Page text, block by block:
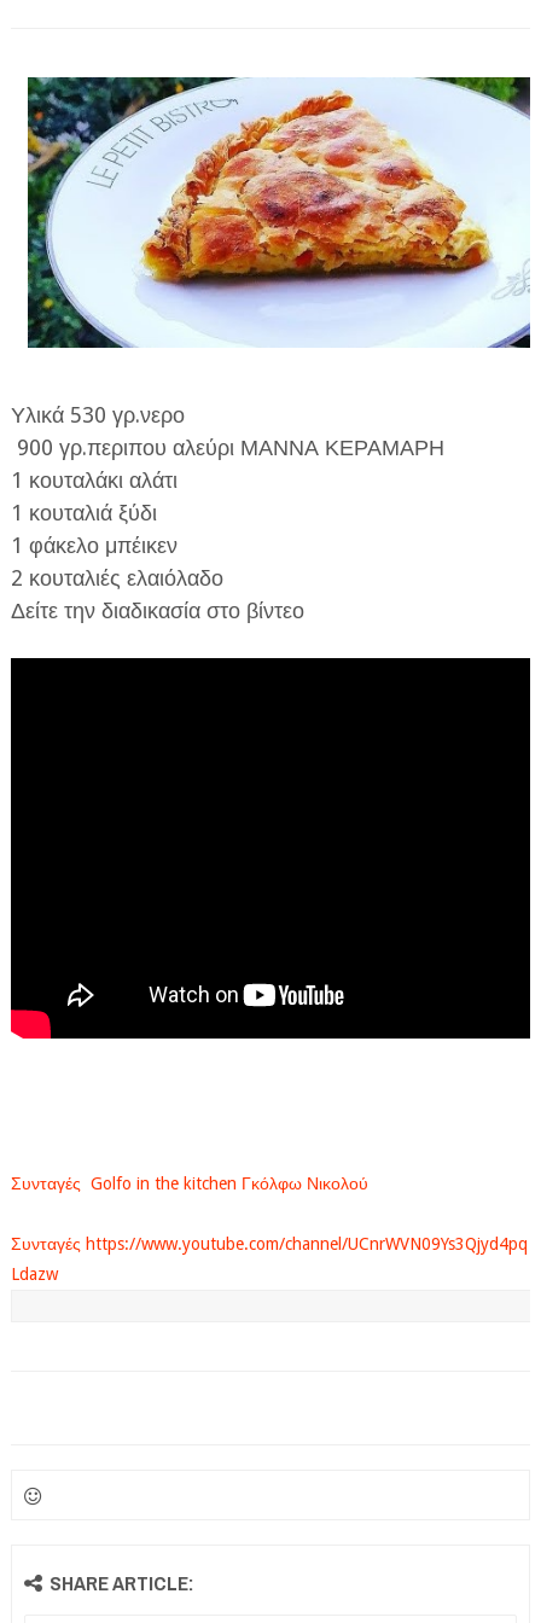
ΑΡΤΑ
ΙΩΑΝΝΙΝΑ
ΘΕΣΠΡΩΤΙΑ
ΙΟΝΙΑ ΝΗΣΙΑ
ΚΑΙ ΕΛΛΑΔΑ
ΠΟΛΙΤΙΣΜΟΣ
ΠΕΡΙΒΑΛΛΟΝ
ΤΕΧΝΟΛΟΓΙΑ
ΔΙΕΘΝΗ
Υλικά 530 γρ.νερο
900 γρ.περιπου αλεύρι ΜΑΝΝΑ ΚΕΡΑΜΑΡΗ
1 κουταλάκι αλάτι
1 κουταλιά ξύδι
1 φάκελο μπέικεν
2 κουταλιές ελαιόλαδο
Δείτε την διαδικασία στο βίντεο
Συνταγές Golfo in the kitchen Γκόλφω Νικολού
Συνταγές https://www.youtube.com/channel/UCnrWVN09Ys3Qjyd4pq
Ldazw
SHARE ARTICLE: